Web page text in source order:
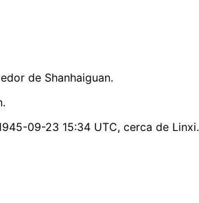
de Shanhaiguan.
09-23 15:34 UTC, cerca de Linxi.